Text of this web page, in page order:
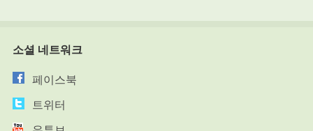
소셜 네트워크
페이스북
트위터